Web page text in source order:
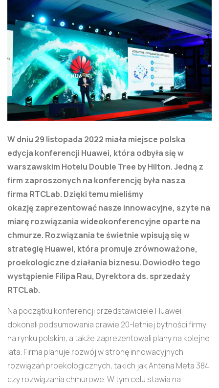
W dniu 29 listopada 2022 miała miejsce polska
edycja konferencji Huawei, która odbyła się w
warszawskim Hotelu Double Tree by Hilton. Jedną z
firm zaproszonych na konferencję była nasza
firma RTCLab. Dzięki temu mieliśmy
okazję zaprezentować nasze innowacyjne, szyte na
miarę rozwiązania wideokonferencyjne oparte na
chmurze. Rozwiązania te świetnie wpisują się w
strategię Huawei, która promuje zrównoważone,
proekologiczne działania biznesu. Dowiodło tego
wystąpienie Filipa Rau, Dyrektora ds. sprzedaży
RTCLab.
Na początku konferencji przedstawiciele Huawei
dokonali podsumowania prawie 20-letniej bytności firmy
na rynku polskim, a także zaprezentowali plany na kolejne
lata. Firma planuje rozwój w stronę innowacyjnych
rozwiązań proekologicznych, takich jak Antena Meta 384
czy rozwiązania chmurowe. W tym celu stawia na